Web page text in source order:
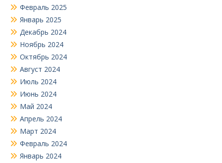
Февраль 2025
Январь 2025
Декабрь 2024
Ноябрь 2024
Октябрь 2024
Август 2024
Июль 2024
Июнь 2024
Май 2024
Апрель 2024
Март 2024
Февраль 2024
Январь 2024